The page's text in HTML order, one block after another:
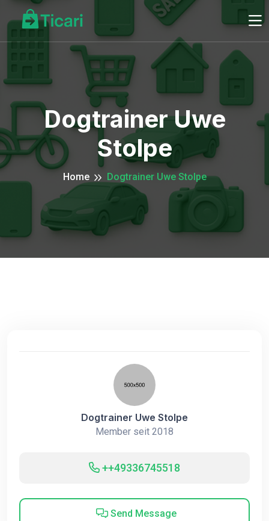
Dogtrainer Uwe
Stolpe
Home Dogtrainer Uwe Stolpe
Dogtrainer Uwe Stolpe
Member seit 2018
++49336745518
Send Message